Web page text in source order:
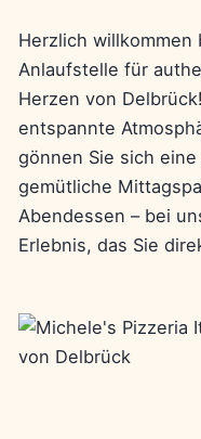
Herzlich willkommen
Anlaufstelle für
Herzen von
entspannte
gönnen Sie sich
gemütliche
Abendessen – bei
Erlebnis, das Sie